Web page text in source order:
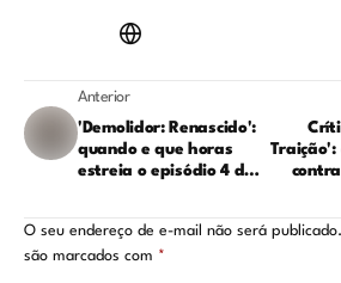
Anterior
'Demolidor: Renascido':
quando e que horas
estreia o episódio 4 da
Traição':
O seu endereço de e-mail não será publicado.
são marcados com *